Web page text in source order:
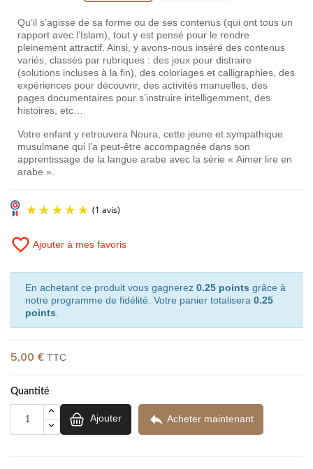
Qu’il s’agisse de sa forme ou de ses contenus (qui ont tous un
rapport avec l’Islam), tout y est pensé pour le rendre
pleinement attractif. Ainsi, y avons-nous inséré des contenus
variés, classés par rubriques : des jeux pour distraire
(solutions incluses à la fin), des coloriages et calligraphies, des
expériences pour découvrir, des activités manuelles, des
pages documentaires pour s’instruire intelligemment, des
histoires, etc…
Votre enfant y retrouvera Noura, cette jeune et sympathique
musulmane qui l’a peut-être accompagnée dans son
apprentissage de la langue arabe avec la série « Aimer lire en
arabe ».
favorite_border Ajouter à mes favoris
En achetant ce produit vous gagnerez 0.25 points grâce à
notre programme de fidélité. Votre panier totalisera 0.25
points
5,00 € TTC
Quantité
Ajouter  Acheter maintenant